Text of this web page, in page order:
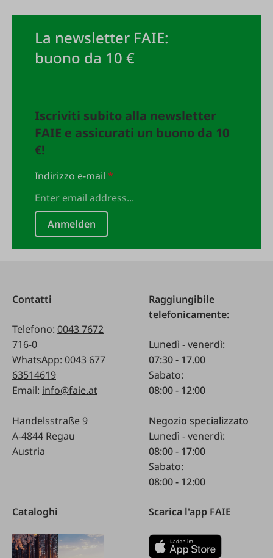
La newsletter FAIE:
buono da 10 €
Iscriviti subito alla newsletter
FAIE e assicurati un buono da 10
€!
Indirizzo e-mail*
Anmelden
Contatti
Telefono: 0043 7672
716-0
WhatsApp: 0043 677
63514619
Email: info@faie.at
Handelsstraße 9
A-4844 Regau
Austria
Raggiungibile
telefonicamente:
Lunedì - venerdì:
07:30 - 17.00
Sabato:
08:00 - 12:00
Negozio specializzato
Lunedì - venerdì:
08:00 - 17:00
Sabato:
08:00 - 12:00
Cataloghi Scarica l'app FAIE